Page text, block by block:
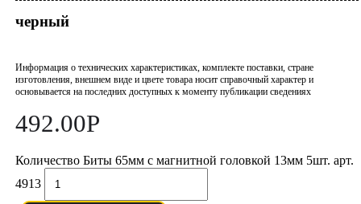
черный
Информация о технических характеристиках, комплекте поставки, стране
изготовления, внешнем виде и цвете товара носит справочный характер и
основывается на последних доступных к моменту публикации сведениях
492.00Р
Количество Биты 65мм с магнитной головкой 13мм 5шт. арт.
4913